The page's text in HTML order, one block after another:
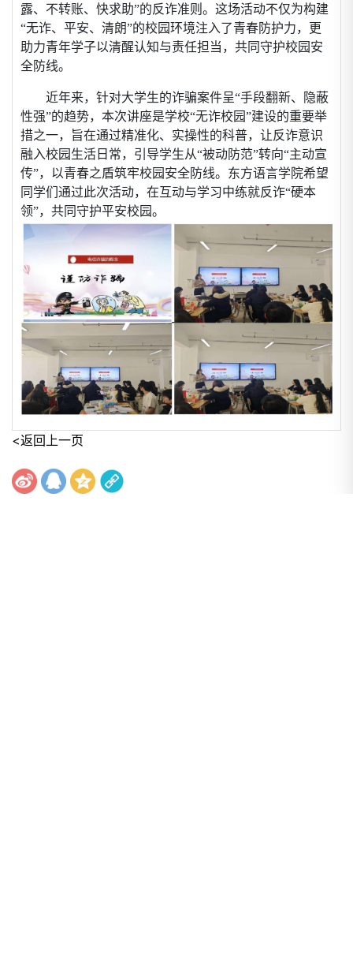
露、不转账、快求助”的反诈准则。这场活动不仅为构建
“无诈、平安、清朗”的校园环境注入了青春防护力，更
助力青年学子以清醒认知与责任担当，共同守护校园安
全防线。
近年来，针对大学生的诈骗案件呈“手段翻新、隐蔽
性强”的趋势，本次讲座是学校“无诈校园”建设的重要举
措之一，旨在通过精准化、实操性的科普，让反诈意识
融入校园生活日常，引导学生从“被动防范”转向“主动宣
传”，以青春之盾筑牢校园安全防线。东方语言学院希望
同学们通过此次活动，在互动与学习中练就反诈“硬本
领”，共同守护平安校园。
<返回上一页